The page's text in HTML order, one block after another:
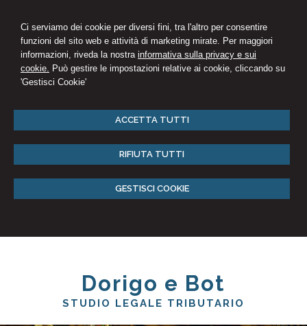
Ci serviamo dei cookie per diversi fini, tra l'altro per consentire
funzioni del sito web e attività di marketing mirate. Per maggiori
informazioni, riveda la nostra informativa sulla privacy e sui
cookie. Può gestire le impostazioni relative ai cookie, cliccando su
'Gestisci Cookie'
ACCETTA TUTTI
RIFIUTA TUTTI
GESTISCI COOKIE
Dorigo e Bot
STUDIO LEGALE TRIBUTARIO